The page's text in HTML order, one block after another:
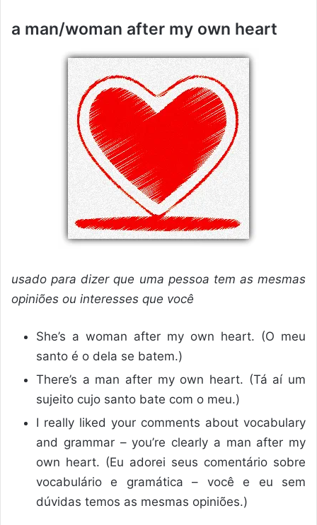
a man/woman after my own heart
usado para dizer que uma pessoa tem as mesmas
opiniões ou interesses que você
She’s a woman after my own heart. (O meu
santo é o dela se batem.)
There’s a man after my own heart. (Tá aí um
sujeito cujo santo bate com o meu.)
I really liked your comments about vocabulary
and grammar – you’re clearly a man after my
own heart. (Eu adorei seus comentário sobre
vocabulário e gramática – você e eu sem
dúvidas temos as mesmas opiniões.)